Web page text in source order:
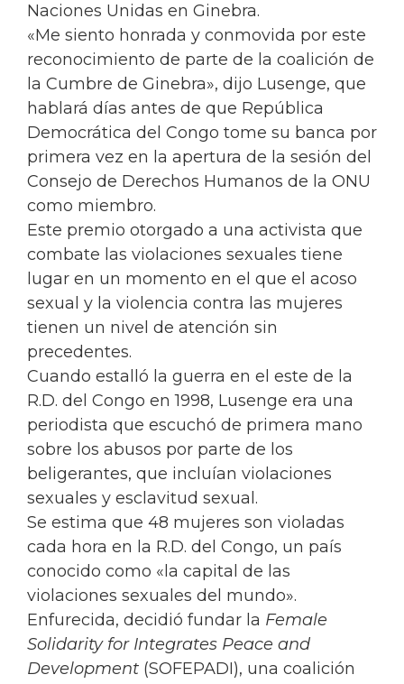
Naciones Unidas en Ginebra.
«Me siento honrada y conmovida por este
reconocimiento de parte de la coalición de
la Cumbre de Ginebra», dijo Lusenge, que
hablará días antes de que República
Democrática del Congo tome su banca por
primera vez en la apertura de la sesión del
Consejo de Derechos Humanos de la ONU
como miembro.
Este premio otorgado a una activista que
combate las violaciones sexuales tiene
lugar en un momento en el que el acoso
sexual y la violencia contra las mujeres
tienen un nivel de atención sin
precedentes.
Cuando estalló la guerra en el este de la
R.D. del Congo en 1998, Lusenge era una
periodista que escuchó de primera mano
sobre los abusos por parte de los
beligerantes, que incluían violaciones
sexuales y esclavitud sexual.
Se estima que 48 mujeres son violadas
cada hora en la R.D. del Congo, un país
conocido como «la capital de las
violaciones sexuales del mundo».
Enfurecida, decidió fundar la Female
Solidarity for Integrates Peace and
Development (SOFEPADI), una coalición